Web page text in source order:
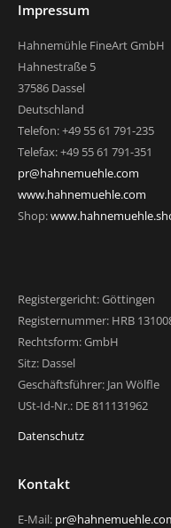
Impressum
Hahnemühle FineArt GmbH
Hahnestraße 5
37586 Dassel
Deutschland
Telefon: +49 55 61 791-235
Telefax: +49 55 61 791-351
pr@hahnemuehle.com
www.hahnemuehle.com
Shop:
Registergericht: Göttingen
Registernummer: HRB
Rechtsform: GmbH
Sitz: Dassel
Geschäftsführer: Jan Wölfle
USt-Id-Nr.: DE 811131962
Datenschutz
Kontakt
E-Mail: